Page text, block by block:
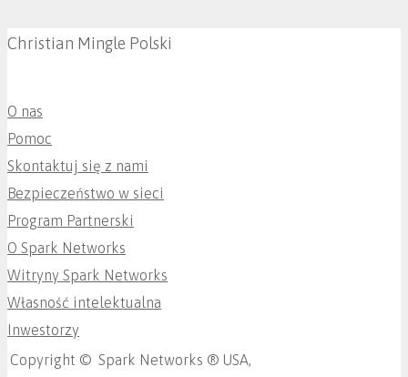
Christian Mingle Polski
O nas
Pomoc
Skontaktuj się z nami
Bezpieczeństwo w sieci
Program Partnerski
O Spark Networks
Witryny Spark Networks
Własność intelektualna
Inwestorzy
Copyright © Spark Networks ® USA,